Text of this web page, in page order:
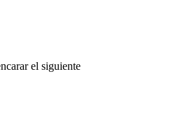
el siguiente